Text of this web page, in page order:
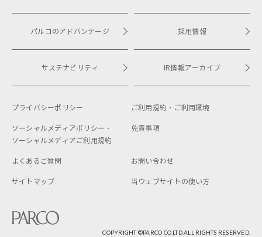
パルコのアドバンテージ
サステナビリティ
採用情報
IR情報アーカイブ
プライバシーポリシー ご利用規約・ ご利用環境
ソーシャルメディアポリシー・
ソーシャルメディアご利用規約
免責事項
よくあるご質問 お問い合わせ
サイトマップ 当ウェブサイトの使い方
COPYRIGHT ©︎PARCO CO,LTD.ALL RIGHTS RESERVED.